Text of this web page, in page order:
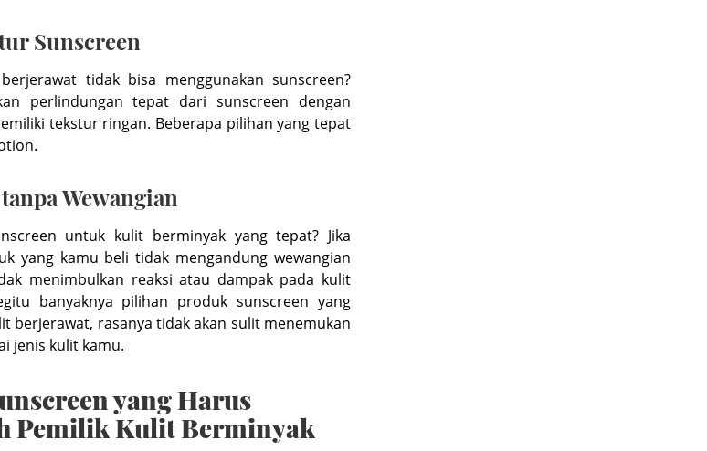
Sunscreen
tidak bisa menggunakan sunscreen?
perlindungan tepat dari sunscreen dengan
tekstur ringan. Beberapa pilihan yang tepat
Wewangian
untuk kulit berminyak yang tepat? Jika
yang kamu beli tidak mengandung wewangian
menimbulkan reaksi atau dampak pada kulit
banyaknya pilihan produk sunscreen yang
berjerawat, rasanya tidak akan sulit menemukan
jenis kulit kamu.
yang Harus
Pemilik Kulit Berminyak